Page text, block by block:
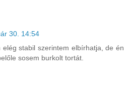
30. 14:54
elég stabil szerintem elbírhatja, de én
sosem burkolt tortát.